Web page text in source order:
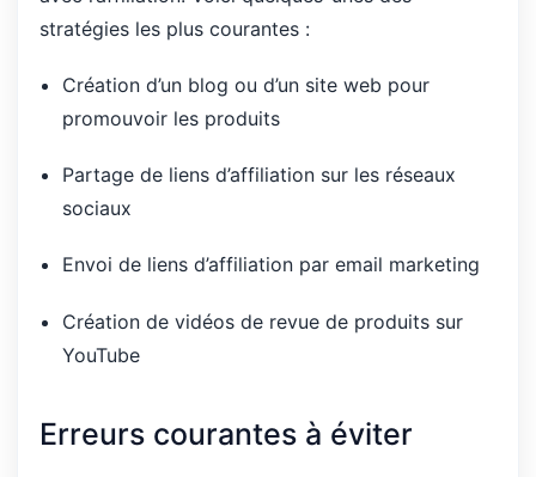
stratégies les plus courantes :
Création d’un blog ou d’un site web pour
promouvoir les produits
Partage de liens d’affiliation sur les réseaux
sociaux
Envoi de liens d’affiliation par email marketing
Création de vidéos de revue de produits sur
YouTube
Erreurs courantes à éviter